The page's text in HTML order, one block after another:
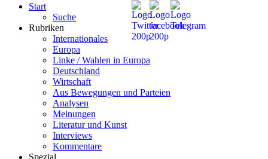
Start
Suche
Rubriken
Internationales
Europa
Linke / Wahlen in Europa
Deutschland
Wirtschaft
Aus Bewegungen und Parteien
Analysen
Meinungen
Literatur und Kunst
Interviews
Kommentare
Spezial